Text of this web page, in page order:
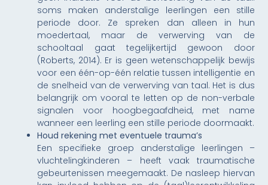
soms maken anderstalige leerlingen een stille
periode door. Ze spreken dan alleen in hun
moedertaal, maar de verwerving van de
schooltaal gaat tegelijkertijd gewoon door
(Roberts, 2014). Er is geen wetenschappelijk bewijs
voor een één-op-één relatie tussen intelligentie en
de snelheid van de verwerving van taal. Het is dus
belangrijk om vooral te letten op de non-verbale
signalen voor hoogbegaafdheid, met name
wanneer een leerling een stille periode doormaakt.
Houd rekening met eventuele trauma’s
Een specifieke groep anderstalige leerlingen –
vluchtelingkinderen – heeft vaak traumatische
gebeurtenissen meegemaakt. De nasleep hiervan